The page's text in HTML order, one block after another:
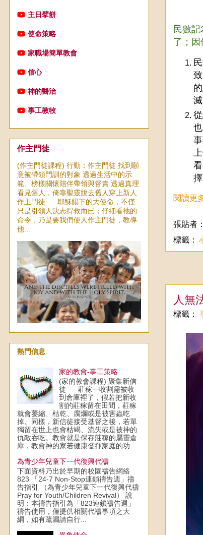
民數
了；因
滅
閱讀更
張貼者：
標籤：
人無
標籤：
主日擘餅
使命策略
家職場簡單教會
信心
神的醫治
事工教牧
作主門徒
(作主門徒課程) 行動：作主門徒 找到願
意被帶領門訓的對象 透過生活中的示
範、榜樣關懷陪伴帶領與督責 透過真理
看見舊人，倚靠聖靈脫去舊人穿上新人
作主門徒 耶穌賜下的大使命，不僅
只是引領人決志得救而已；仔細看祂的
命令，乃是要我們使人作主門徒，教導
他...
熱門信息
家的教會-事工策略
(家的教會課程) 聚集新信
徒 莊稼一收割需被收
到倉庫裡了，假若把新收
割的莊稼留在田間，莊稼
就會萎縮、枯乾、腐爛或是被害蟲吃
掉。同樣，新信徒接受基督之後，若單
獨留在世上也會枯竭、流失或是被神的
仇敵吞吃。教會就是保存莊稼的屬靈倉
庫，教會神的家若健康發揮家庭的功...
為青少年兒童下一代復興代禱
下面資料乃出於早期的校園禱告網絡
823 「24-7 Non-Stop連鎖禱告週」禱
告指引 （為青少年兒童下一代復興代禱
Pray for Youth/Children Revival） 說
明：本禱告指引為「823連鎖禱告週」
禱告使用，僅提供相關代禱事項之大
綱，如有疏漏請自行...